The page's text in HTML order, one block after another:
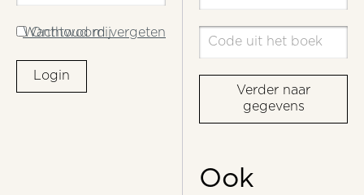
Wachtwoord vergeten
Onthoud mij
Login
Verder naar
gegevens
Ook